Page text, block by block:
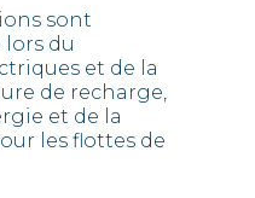
sont
du
et de la
de recharge,
et de la
les flottes de